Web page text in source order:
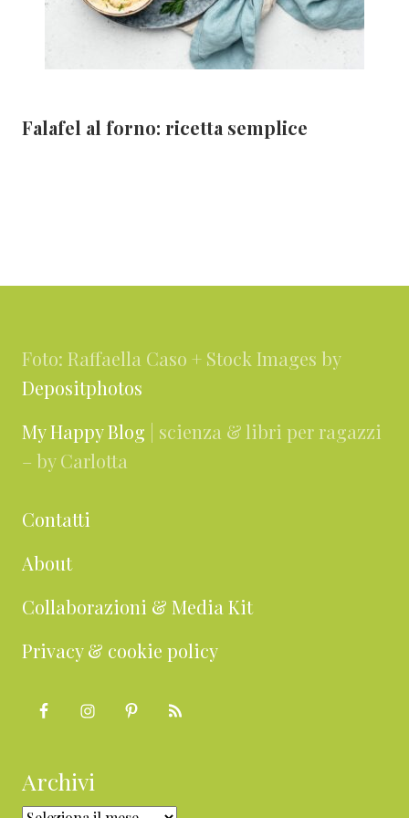
Falafel al forno: ricetta semplice
Foto: Raffaella Caso + Stock Images by
Depositphotos
My Happy Blog | scienza & libri per ragazzi
– by Carlotta
Contatti
About
Collaborazioni & Media Kit
Privacy & cookie policy
Archivi